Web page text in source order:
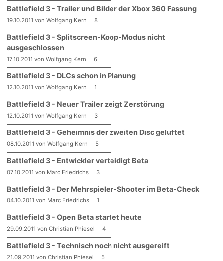
Battlefield 3 - Trailer und Bilder der Xbox 360 Fassung
19.10.2011 von Wolfgang Kern 8
Battlefield 3 - Splitscreen-Koop-Modus nicht
ausgeschlossen
17.10.2011 von Wolfgang Kern 6
Battlefield 3 - DLCs schon in Planung
12.10.2011 von Wolfgang Kern 1
Battlefield 3 - Neuer Trailer zeigt Zerstörung
12.10.2011 von Wolfgang Kern 3
Battlefield 3 - Geheimnis der zweiten Disc gelüftet
08.10.2011 von Wolfgang Kern 5
Battlefield 3 - Entwickler verteidigt Beta
07.10.2011 von Marc Friedrichs 3
Battlefield 3 - Der Mehrspieler-Shooter im Beta-Check
04.10.2011 von Marc Friedrichs 1
Battlefield 3 - Open Beta startet heute
29.09.2011 von Christian Phiesel 4
Battlefield 3 - Technisch noch nicht ausgereift
21.09.2011 von Christian Phiesel 5